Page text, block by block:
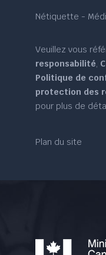
Nétiquette -
Veuillez vous
responsabilité,
Politique de
protection des
pour plus de
Plan du site